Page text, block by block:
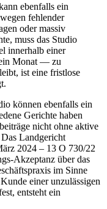
ebenfalls ein
fehlender
oder massiv
muss das Studio
innerhalb einer
Monat — zu
ist eine fristlose
können ebenfalls ein
Gerichte haben
nicht ohne aktive
Landgericht
2024 – 13 O 730/22
Akzeptanz über das
im Sinne
einer unzulässigen
entsteht ein